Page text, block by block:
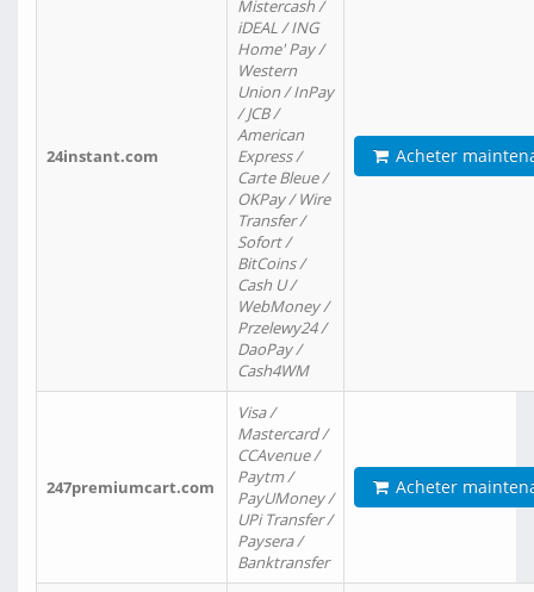
24instant.com
Mistercash /
iDEAL / ING
Home' Pay /
Western
Union / InPay
/ JCB /
American
Express /
Carte Bleue /
OKPay / Wire
Transfer /
Sofort /
BitCoins /
Cash U /
WebMoney /
Przelewy24 /
DaoPay /
Cash4WM
Acheter
247premiumcart.com
Visa /
Mastercard /
CCAvenue /
Paytm /
PayUMoney /
UPi Transfer /
Paysera /
Banktransfer
Acheter